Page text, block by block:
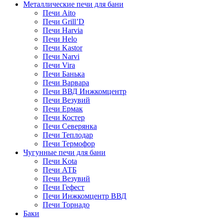
Металлические печи для бани
Печи Aito
Печи Grill’D
Печи Harvia
Печи Helo
Печи Kastor
Печи Narvi
Печи Vira
Печи Банька
Печи Варвара
Печи ВВД Инжкомцентр
Печи Везувий
Печи Ермак
Печи Костер
Печи Северянка
Печи Теплодар
Печи Термофор
Чугунные печи для бани
Печи Kota
Печи АТБ
Печи Везувий
Печи Гефест
Печи Инжкомцентр ВВД
Печи Торнадо
Баки